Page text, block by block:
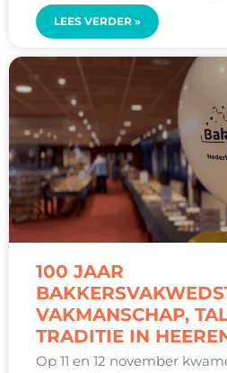
LEES VERDER »
100 JAAR
VAKMANSCHAP,
TRADITIE IN
Op 11 en 12 november